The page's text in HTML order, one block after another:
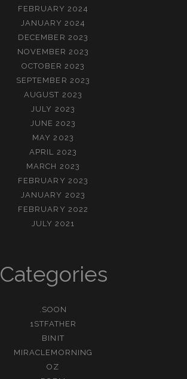
FEBRUARY 2024
JANUARY 2024
DECEMBER 2023
NOVEMBER 2023
OCTOBER 2023
SEPTEMBER 2023
AUGUST 2023
JULY 2023
JUNE 2023
MAY 2023
APRIL 2023
MARCH 2023
FEBRUARY 2023
JANUARY 2023
FEBRUARY 2022
JULY 2021
Categories
.SOON
1STFATHER
BINIT
MIRACLEMORNING
OZ